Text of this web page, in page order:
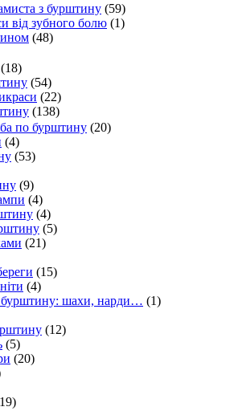
з бурштину (59)
від зубного болю (1)
(48)
(18)
(54)
(22)
(138)
по бурштину (20)
(4)
(53)
(9)
(4)
(4)
(5)
(21)
(15)
(4)
бурштину: шахи, нарди… (1)
(12)
(5)
(20)